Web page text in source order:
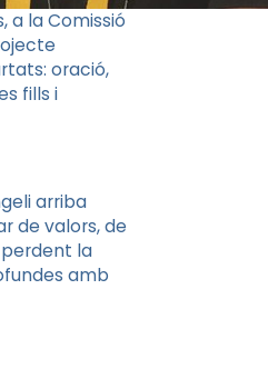
a la Comissió
oració,
fills i
arriba
de valors, de
la
amb